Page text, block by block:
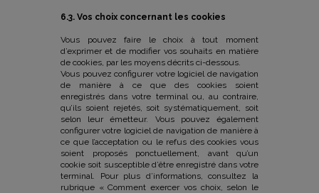
6.3. Vos choix concernant les cookies
Vous pouvez faire le choix à tout moment
d’exprimer et de modifier vos souhaits en matière
de cookies, par les moyens décrits ci-dessous.
Vous pouvez configurer votre logiciel de navigation
de manière à ce que des cookies soient
enregistrés dans votre terminal ou, au contraire,
qu’ils soient rejetés, soit systématiquement, soit
selon leur émetteur. Vous pouvez également
configurer votre logiciel de navigation de manière à
ce que l’acceptation ou le refus des cookies vous
soient proposés ponctuellement, avant qu’un
cookie soit susceptible d’être enregistré dans votre
terminal. Pour plus d’informations, consultez la
rubrique « Comment exercer vos choix, selon le